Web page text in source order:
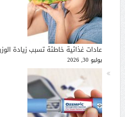
عادات غذائية خاطئة تسبب زيادة
يوليو 30, 2026